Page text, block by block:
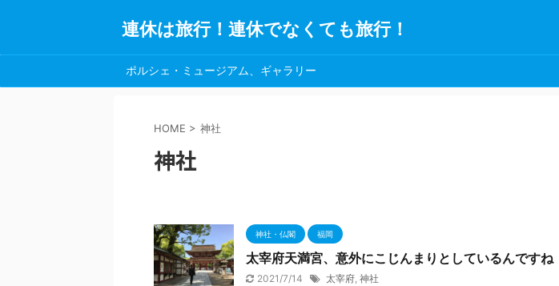
連休は旅行！連休でなくても旅行！
ポルシェ・ミュージアム、ギャラリー
HOME > 神社
神社
神社・仏閣 福岡
太宰府天満宮、意外にこじんまりとしているんですね
2021/7/14 太宰府, 神社